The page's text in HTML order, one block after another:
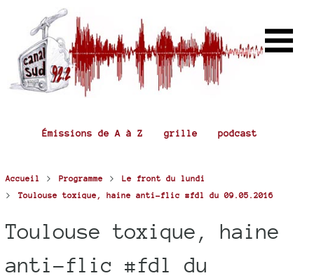
Émissions de A à Z grille podcast
Accueil > Programme > Le front du lundi
> Toulouse toxique, haine anti-flic #fdl du 09.05.2016
Toulouse toxique, haine
anti-flic #fdl du